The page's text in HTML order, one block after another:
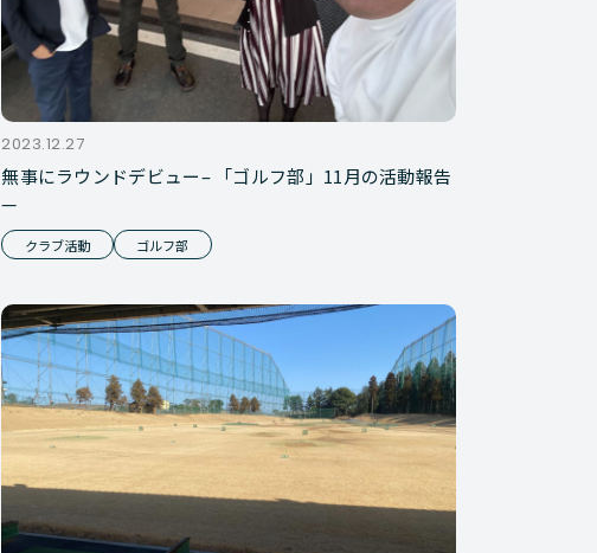
2023.12.27
無事にラウンドデビュー– 「ゴルフ部」11月の活動報告
—
クラブ活動 ゴルフ部